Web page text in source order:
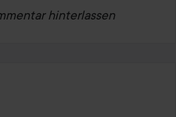
hinterlassen
Monaten erstellt